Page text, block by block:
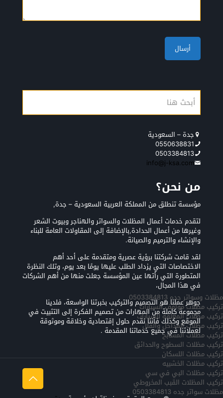
جدة – السعودية
0550638831
0503384813
info@j-ksa.com
من نحن؟
مؤسسة تنطلق من المملكة العربية السعودية – جدة,
لتقدم خدمات أعمال المظلات والسواتر والهناجر وبيوت الشعر
وغيرها من أعمال الحدادة,بالإضافة إلى المقاولات العامة للبناء
والإنشاء والترميم والصيانة.
لقد قامت شركتنا برؤية عصرية ومتقدمة على أحد أهم
الاختصاصات التي يزداد الطلب عليها يومًا بعد يوم، وتلك النظرة
المتطورة التي رأتها عين المؤسسة جعلت منها من أهم الشركات
في هذا المجال،
جوهر عملنا هو التصميم والتركيب بخبرتنا الواسعة، فلدينا
مجموعة كاملة من المهارات من تصميم الفكرة إلى التثبيت في
الموقع وكذلك فأننا نقدم حلول إقتصادية وخلاقة وموثوقة
لعملائنا في جميع خدماتنا المقدمة .
مظلات وسواتر جده 0503384813
تركيب مظلات مواقف السيارات
تركيب مظلات المعلقه للسيارات
تركيب مظلات المداخل والفلل
تركيب مظلات المسابح
تركيب مظلات السطوح والحدائق
تركيب مظلات اللسكان
تركيب مظلات الخشبيه
تركيب مظلات البي في سي
تركيب المظلات القبب المخروطي
مظلات سواتر جده 0503384813